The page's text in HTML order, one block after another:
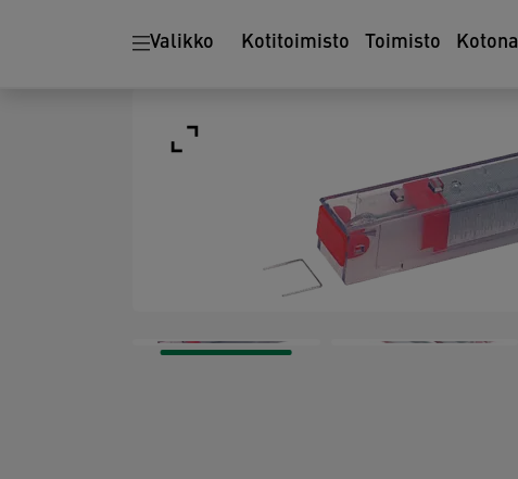
Valikko Kotitoimisto Toimisto Kotona